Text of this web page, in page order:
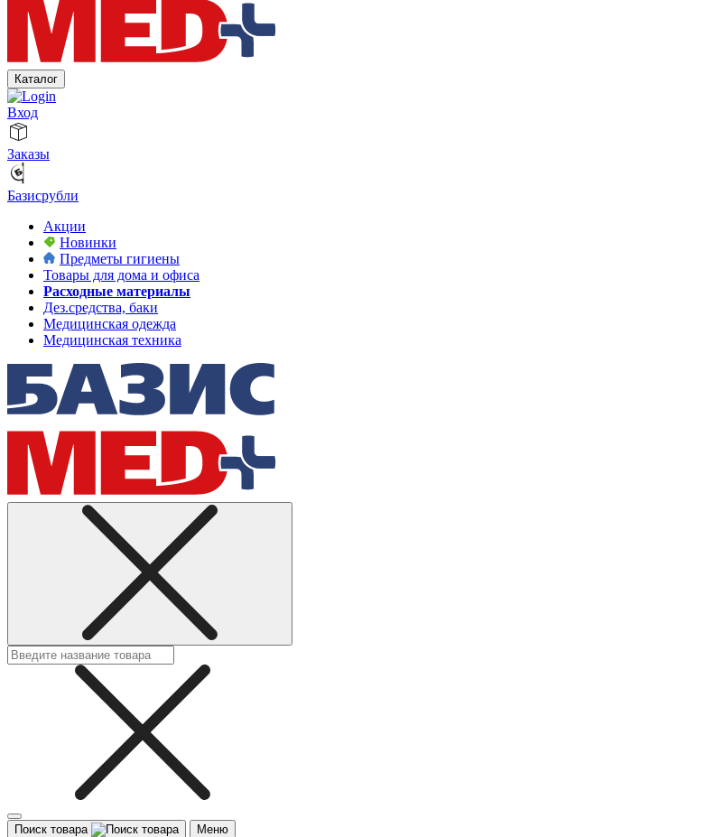
Каталог
Вход
Заказы
Базисрубли
Акции
Новинки
Предметы гигиены
Товары для дома и офиса
Расходные материалы
Дез.средства, баки
Медицинская одежда
Медицинская техника
Поиск товара Меню